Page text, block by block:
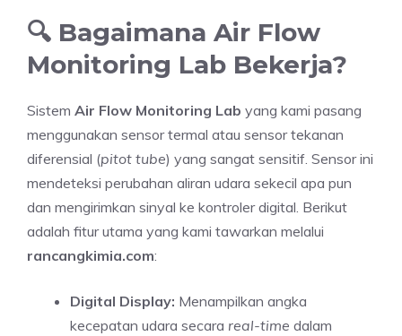
🔍 Bagaimana Air Flow
Monitoring Lab Bekerja?
Sistem Air Flow Monitoring Lab yang kami pasang
menggunakan sensor termal atau sensor tekanan
diferensial (pitot tube) yang sangat sensitif. Sensor ini
mendeteksi perubahan aliran udara sekecil apa pun
dan mengirimkan sinyal ke kontroler digital. Berikut
adalah fitur utama yang kami tawarkan melalui
rancangkimia.com:
Digital Display: Menampilkan angka
kecepatan udara secara real-time dalam